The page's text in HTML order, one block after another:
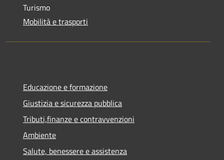
Turismo
Mobilità e trasporti
Educazione e formazione
Giustizia e sicurezza pubblica
Tributi,finanze e contravvenzioni
Ambiente
Salute, benessere e assistenza